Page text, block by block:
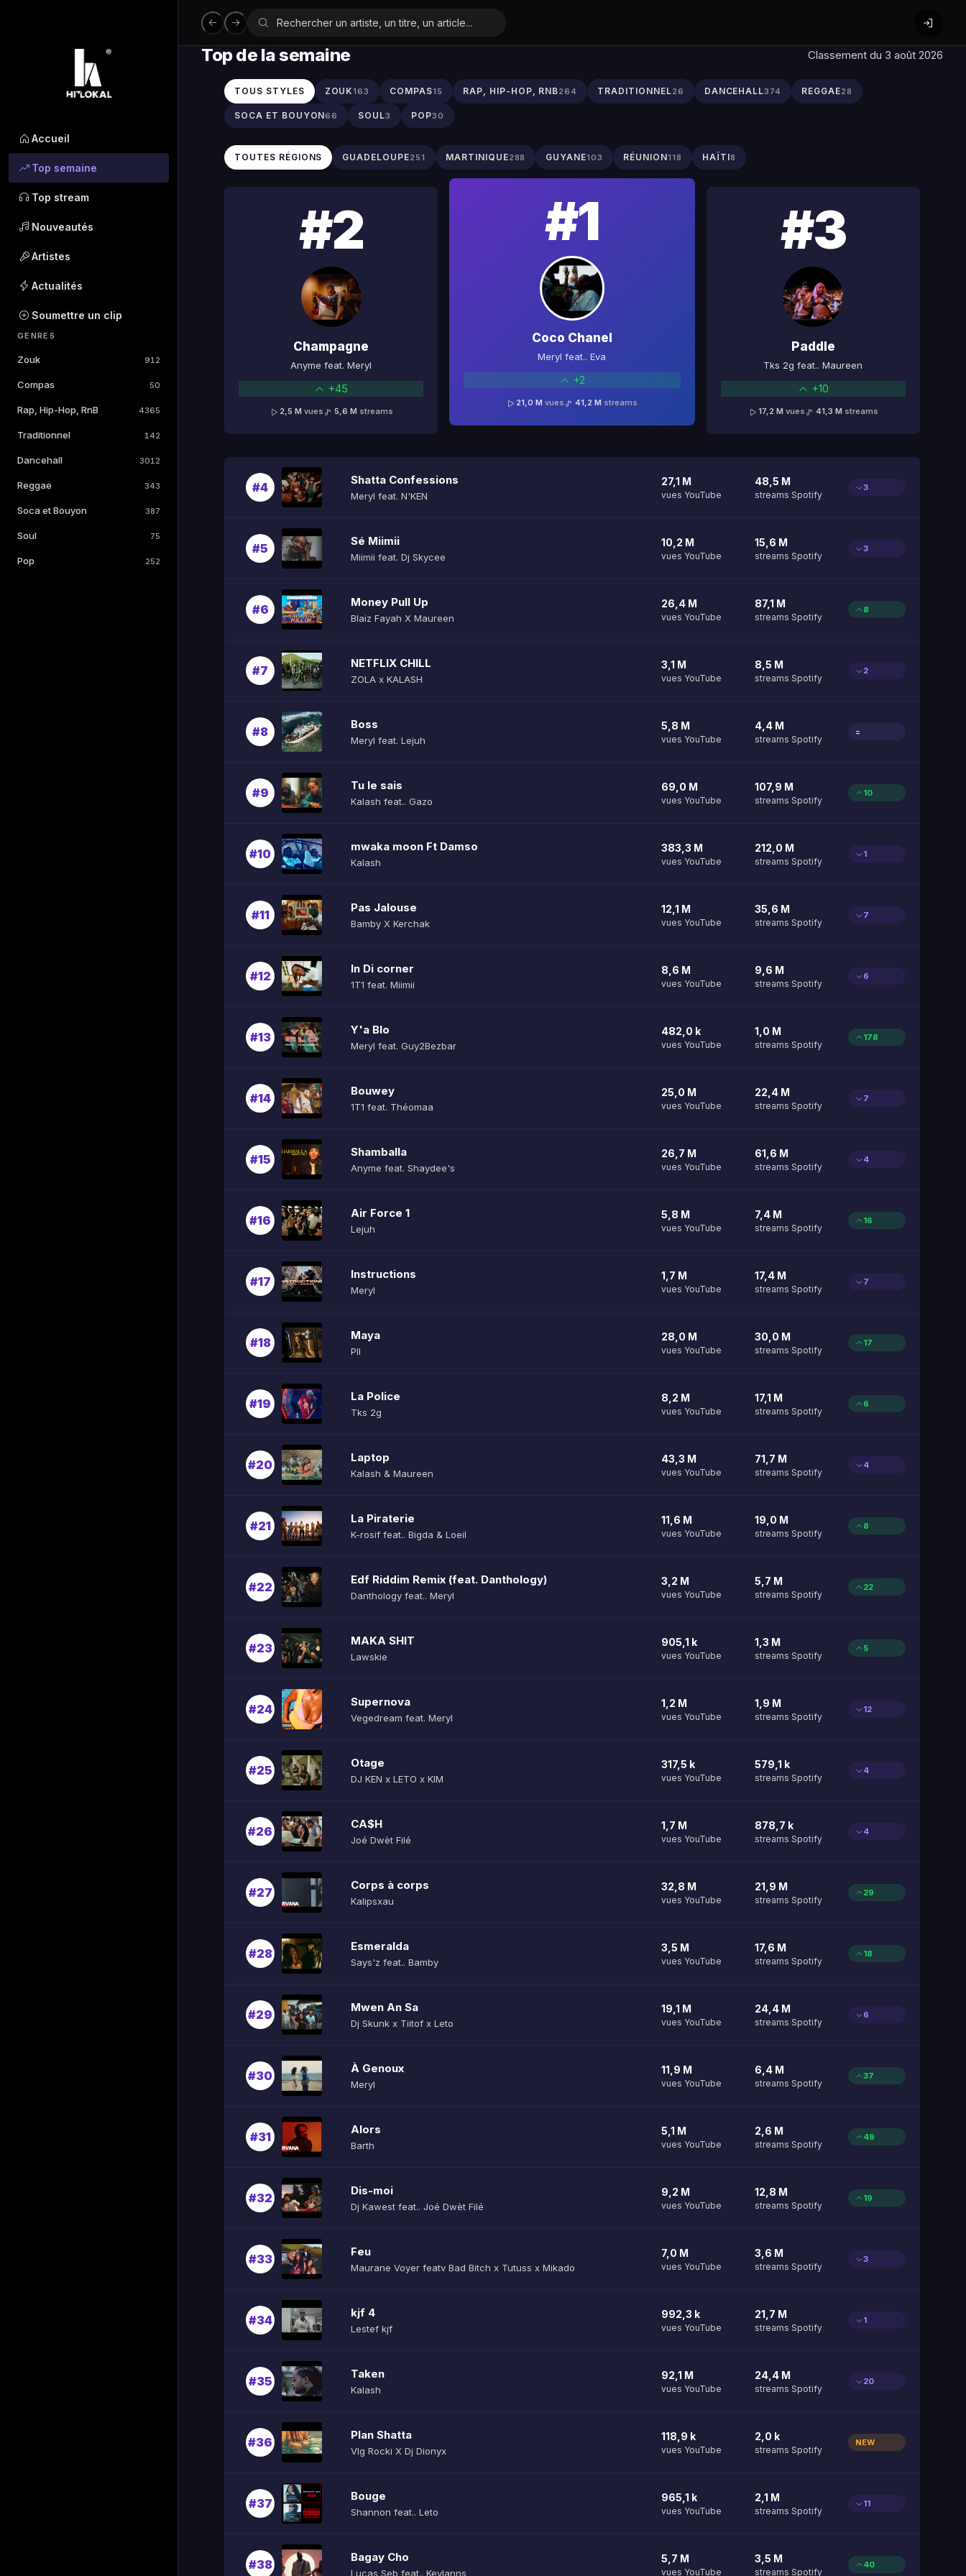
Accueil
Top semaine
Top stream
Nouveautés
Artistes
Actualités
Soumettre un clip
GENRES
Zouk 912
Compas 50
Rap, Hip-Hop, RnB 4365
Traditionnel 142
Dancehall 3012
Reggae 343
Soca et Bouyon 387
Soul 75
Pop 252
Top de la semaine Classement du 3 août 2026
TOUS STYLES ZOUK163 COMPAS15 RAP, HIP-HOP, RNB264 TRADITIONNEL26 DANCEHALL374 REGGAE28
SOCA ET BOUYON66 SOUL3 POP30
TOUTES RÉGIONS GUADELOUPE251 MARTINIQUE288 GUYANE103 RÉUNION118 HAÏTI8
#2
Champagne
Anyme feat. Meryl
+45
2,5 M vues 5,6 M streams
#1
Coco Chanel
Meryl feat.. Eva
+2
21,0 Mvues 41,2 M streams
#3
Paddle
Tks 2g feat.. Maureen
+10
17,2 M vues 41,3 M streams
#4
Shatta Confessions
Meryl feat. N'KEN
27,1 M
vues YouTube
48,5 M
streams Spotify
3
#5
Sé Miimii
Miimii feat. Dj Skycee
10,2 M
vues YouTube
15,6 M
streams Spotify
3
#6
Money Pull Up
Blaiz Fayah X Maureen
26,4 M
vues YouTube
87,1 M
streams Spotify
8
#7
NETFLIX CHILL
ZOLA x KALASH
3,1 M
vues YouTube
8,5 M
streams Spotify
2
#8
Boss
Meryl feat. Lejuh
5,8 M
vues YouTube
4,4 M
streams Spotify
=
#9
Tu le sais
Kalash feat.. Gazo
69,0 M
vues YouTube
107,9 M
streams Spotify
10
#10
mwaka moon Ft Damso
Kalash
383,3 M
vues YouTube
212,0 M
streams Spotify
1
#11
Pas Jalouse
Bamby X Kerchak
12,1 M
vues YouTube
35,6 M
streams Spotify
7
#12
In Di corner
1T1 feat. Miimii
8,6 M
vues YouTube
9,6 M
streams Spotify
6
#13
Y'a Blo
Meryl feat. Guy2Bezbar
482,0 k
vues YouTube
1,0 M
streams Spotify
178
#14
Bouwey
1T1 feat. Théomaa
25,0 M
vues YouTube
22,4 M
streams Spotify
7
#15
Shamballa
Anyme feat. Shaydee's
26,7 M
vues YouTube
61,6 M
streams Spotify
4
#16
Air Force 1
Lejuh
5,8 M
vues YouTube
7,4 M
streams Spotify
16
#17
Instructions
Meryl
1,7 M
vues YouTube
17,4 M
streams Spotify
7
#18
Maya
Pll
28,0 M
vues YouTube
30,0 M
streams Spotify
17
#19
La Police
Tks 2g
8,2 M
vues YouTube
17,1 M
streams Spotify
6
#20
Laptop
Kalash & Maureen
43,3 M
vues YouTube
71,7 M
streams Spotify
4
#21
La Piraterie
K-rosif feat.. Bigda & Loeil
11,6 M
vues YouTube
19,0 M
streams Spotify
8
#22
Edf Riddim Remix (feat. Danthology)
Danthology feat.. Meryl
3,2 M
vues YouTube
5,7 M
streams Spotify
22
#23
MAKA SHIT
Lawskie
905,1 k
vues YouTube
1,3 M
streams Spotify
5
#24
Supernova
Vegedream feat. Meryl
1,2 M
vues YouTube
1,9 M
streams Spotify
12
#25
Otage
DJ KEN x LETO x KIM
317,5 k
vues YouTube
579,1 k
streams Spotify
4
#26
CA$H
Joé Dwèt Filé
1,7 M
vues YouTube
878,7 k
streams Spotify
4
#27
Corps à corps
Kalipsxau
32,8 M
vues YouTube
21,9 M
streams Spotify
29
#28
Esmeralda
Says'z feat.. Bamby
3,5 M
vues YouTube
17,6 M
streams Spotify
18
#29
Mwen An Sa
Dj Skunk x Tiitof x Leto
19,1 M
vues YouTube
24,4 M
streams Spotify
6
#30
À Genoux
Meryl
11,9 M
vues YouTube
6,4 M
streams Spotify
37
#31
Alors
Barth
5,1 M
vues YouTube
2,6 M
streams Spotify
49
#32
Dis-moi
Dj Kawest feat.. Joé Dwèt Filé
9,2 M
vues YouTube
12,8 M
streams Spotify
19
#33
Feu
Maurane Voyer featv Bad Bitch x Tutuss x Mikado
7,0 M
vues YouTube
3,6 M
streams Spotify
3
#34
kjf 4
Lestef kjf
992,3 k
vues YouTube
21,7 M
streams Spotify
1
#35
Taken
Kalash
92,1 M
vues YouTube
24,4 M
streams Spotify
20
#36
Plan Shatta
Vlg Rocki X Dj Dionyx
118,9 k
vues YouTube
2,0 k
streams Spotify
NEW
#37
Bouge
Shannon feat.. Leto
965,1 k
vues YouTube
2,1 M
streams Spotify
11
#38
Bagay Cho
Lucas Seb feat.. Keylanns
5,7 M
vues YouTube
3,5 M
streams Spotify
40